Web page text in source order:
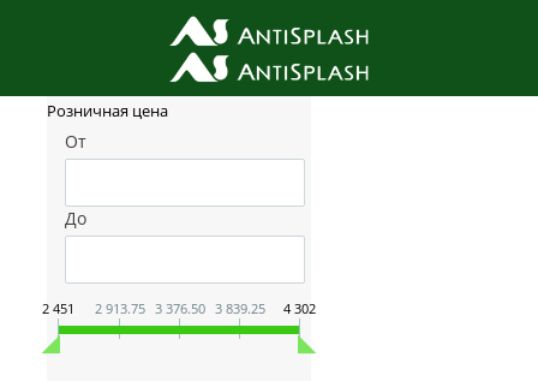
Фильтр товаров
Розничная цена
От
До
2 451 2 913.75 3 376.50 3 839.25 4 302